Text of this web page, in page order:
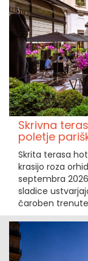
Skrivna
poletje
Skrita terasa
krasijo roza
septembra
sladice
čaroben